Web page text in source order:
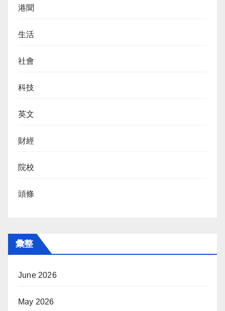
港聞
生活
社會
科技
英文
財經
院校
頭條
彙整
June 2026
May 2026